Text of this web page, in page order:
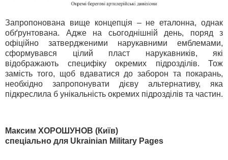
Запропонована вище концепція – не еталонна, однак
обґрунтована. Адже на сьогоднішній день, поряд з
офіційно затвердженими нарукавними емблемами,
сформувався цілий пласт нарукавників, які
відображають специфіку окремих підрозділів. Тож
замість того, щоб вдаватися до заборон та покарань,
необхідно запропонувати дієву альтернативу, яка
підкреслила б унікальність окремих підрозділів та частин.
Максим ХОРОШУНОВ (Київ)
спеціально для Ukrainian Military Pages